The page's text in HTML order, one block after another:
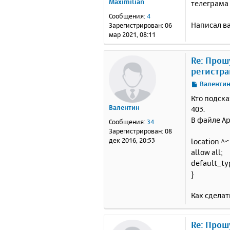
Сообщения:4
Зарегистрирован:06
мар 2021, 08:11
б
е
и
е
Написал
Валентин
Сообщения:34
Зарегистрирован:08
дек 2016, 20:53
Re:
С
о
б
щ
н
и
е
Кто
403.
В файле
location
allow all;
}
Как
Re: